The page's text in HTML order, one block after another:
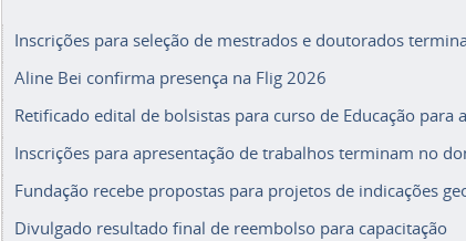
Inscrições para seleção de mestrados e doutorados
Aline Bei confirma presença na Flig 2026
Retificado edital de bolsistas para curso de Educação para
Inscrições para apresentação de trabalhos terminam no
Fundação recebe propostas para projetos de indicações
Divulgado resultado final de reembolso para capacitação